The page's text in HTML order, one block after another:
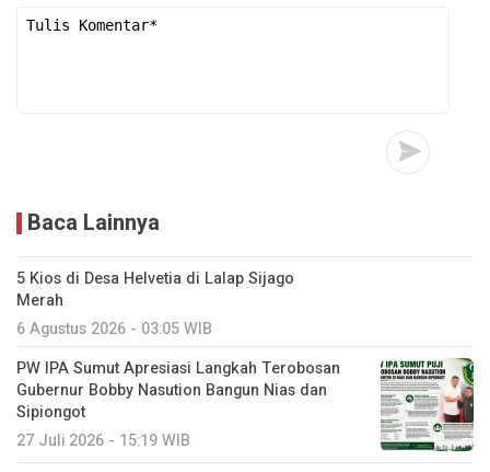
Baca Lainnya
5 Kios di Desa Helvetia di Lalap Sijago
Merah
6 Agustus 2026 - 03:05 WIB
PW IPA Sumut Apresiasi Langkah Terobosan
Gubernur Bobby Nasution Bangun Nias dan
Sipiongot
27 Juli 2026 - 15:19 WIB